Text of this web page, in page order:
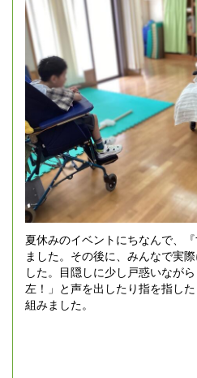
夏休みのイベントにちなんで、
ました。その後に、みんなで実
した。目隠しに少し戸惑いなが
左！」と声を出したり指を指し
組みました。